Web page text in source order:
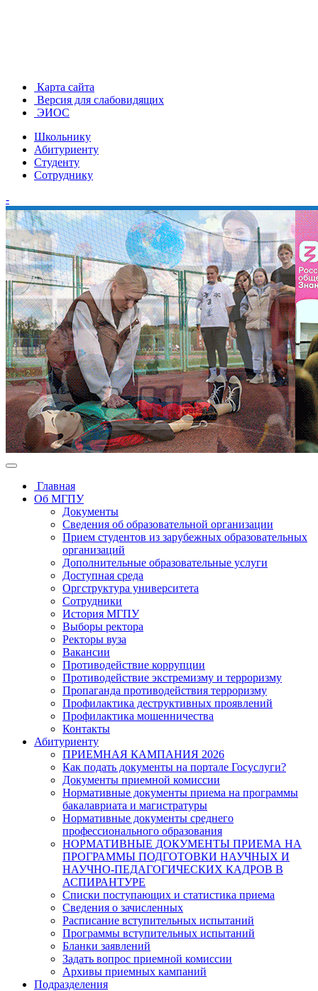
Карта сайта
Версия для слабовидящих
ЭИОС
Школьнику
Абитуриенту
Студенту
Сотруднику
-
Главная
Об МГПУ
Документы
Сведения об образовательной организации
Прием студентов из зарубежных образовательных
организаций
Дополнительные образовательные услуги
Доступная среда
Оргструктура университета
Сотрудники
История МГПУ
Выборы ректора
Ректоры вуза
Вакансии
Противодействие коррупции
Противодействие экстремизму и терроризму
Пропаганда противодействия терроризму
Профилактика деструктивных проявлений
Профилактика мошенничества
Контакты
Абитуриенту
ПРИЕМНАЯ КАМПАНИЯ 2026
Как подать документы на портале Госуслуги?
Документы приемной комиссии
Нормативные документы приема на программы
бакалавриата и магистратуры
Нормативные документы среднего
профессионального образования
НОРМАТИВНЫЕ ДОКУМЕНТЫ ПРИЕМА НА
ПРОГРАММЫ ПОДГОТОВКИ НАУЧНЫХ И
НАУЧНО-ПЕДАГОГИЧЕСКИХ КАДРОВ В
АСПИРАНТУРЕ
Списки поступающих и статистика приема
Сведения о зачисленных
Расписание вступительных испытаний
Программы вступительных испытаний
Бланки заявлений
Задать вопрос приемной комиссии
Архивы приемных кампаний
Подразделения